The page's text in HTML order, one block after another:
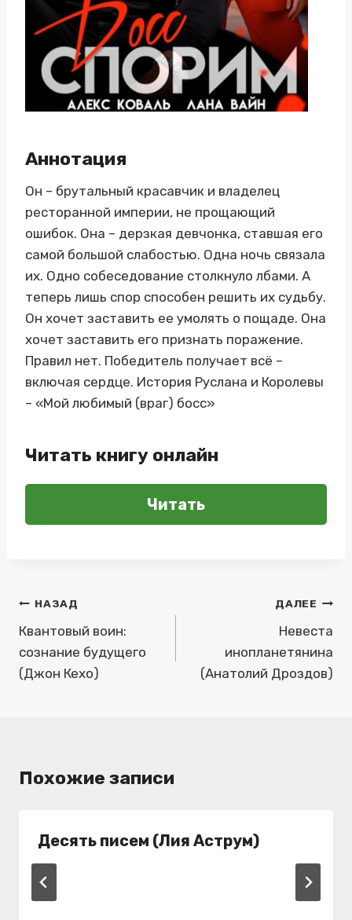
Аннотация
Он – брутальный красавчик и владелец
ресторанной империи, не прощающий
ошибок. Она – дерзкая девчонка, ставшая его
самой большой слабостью. Одна ночь связала
их. Одно собеседование столкнуло лбами. А
теперь лишь спор способен решить их судьбу.
Он хочет заставить ее умолять о пощаде. Она
хочет заставить его признать поражение.
Правил нет. Победитель получает всё –
включая сердце. История Руслана и Королевы
– «Мой любимый (враг) босс»
Читать книгу онлайн
Читать
Навигация
по
записям
НАЗАД
Квантовый воин:
сознание будущего
(Джон Кехо)
ДАЛЕЕ
Невеста
инопланетянина
(Анатолий Дроздов)
Похожие записи
Десять писем (Лия Аструм)